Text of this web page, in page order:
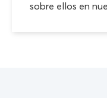
sobre ellos en